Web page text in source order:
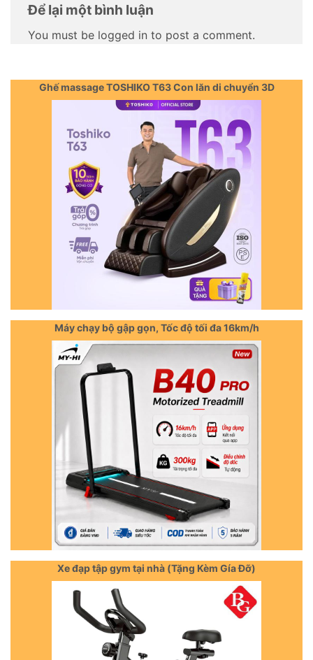
Để lại một bình luận
You must be logged in to post a comment.
Ghế massage TOSHIKO T63 Con lăn di chuyển 3D
Máy chạy bộ gập gọn, Tốc độ tối đa 16km/h
Xe đạp tập gym tại nhà (Tặng Kèm Gía Đỡ)